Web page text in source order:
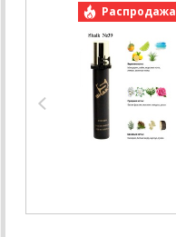
Распродажа